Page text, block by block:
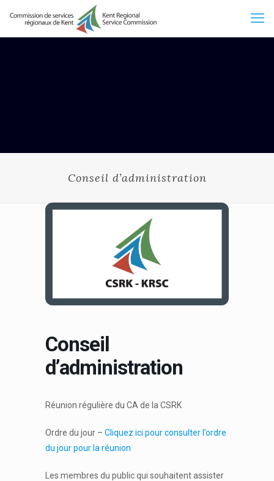
Conseil d’administration
Conseil
d’administration
Réunion régulière du CA de la CSRK
Ordre du jour – Cliquez ici pour consulter l’ordre
du jour pour la réunion
Les membres du public qui souhaitent assister